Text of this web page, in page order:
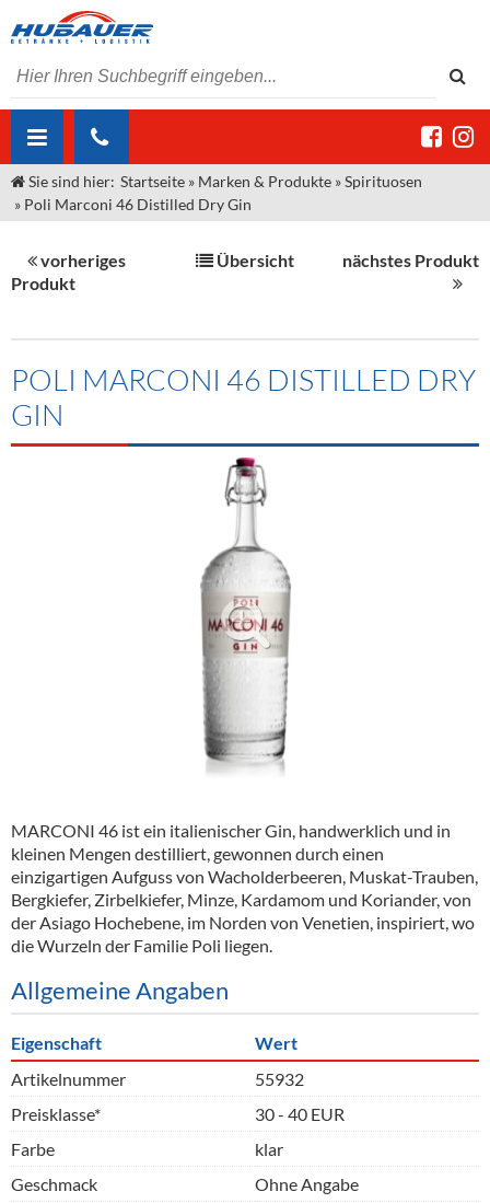
ÜBER UNS
Unser Liefergebiet
Kontakt
Angebote Gastronomie & Großhandel
Neuigkeiten
Termine
MARKEN & PRODUKTE
Sirup
Spirituosen
Hygieneartikel & Desinfektion
Kommisionskauf & Lieferbedingungen
Fremddienstleistungen
Sie sind hier: Startseite » Marken & Produkte »Spirituosen
» Poli Marconi 46 Distilled Dry Gin
vorheriges
Produkt
Übersicht nächstes Produkt
POLI MARCONI 46 DISTILLED DRY
GIN
MARCONI 46 ist ein italienischer Gin, handwerklich und in
kleinen Mengen destilliert, gewonnen durch einen
einzigartigen Aufguss von Wacholderbeeren, Muskat-Trauben,
Bergkiefer, Zirbelkiefer, Minze, Kardamom und Koriander, von
der Asiago Hochebene, im Norden von Venetien, inspiriert, wo
die Wurzeln der Familie Poli liegen.
Allgemeine Angaben
Eigenschaft
Wert
Artikelnummer
55932
Preisklasse*
30 - 40 EUR
Farbe
klar
Geschmack
Ohne Angabe